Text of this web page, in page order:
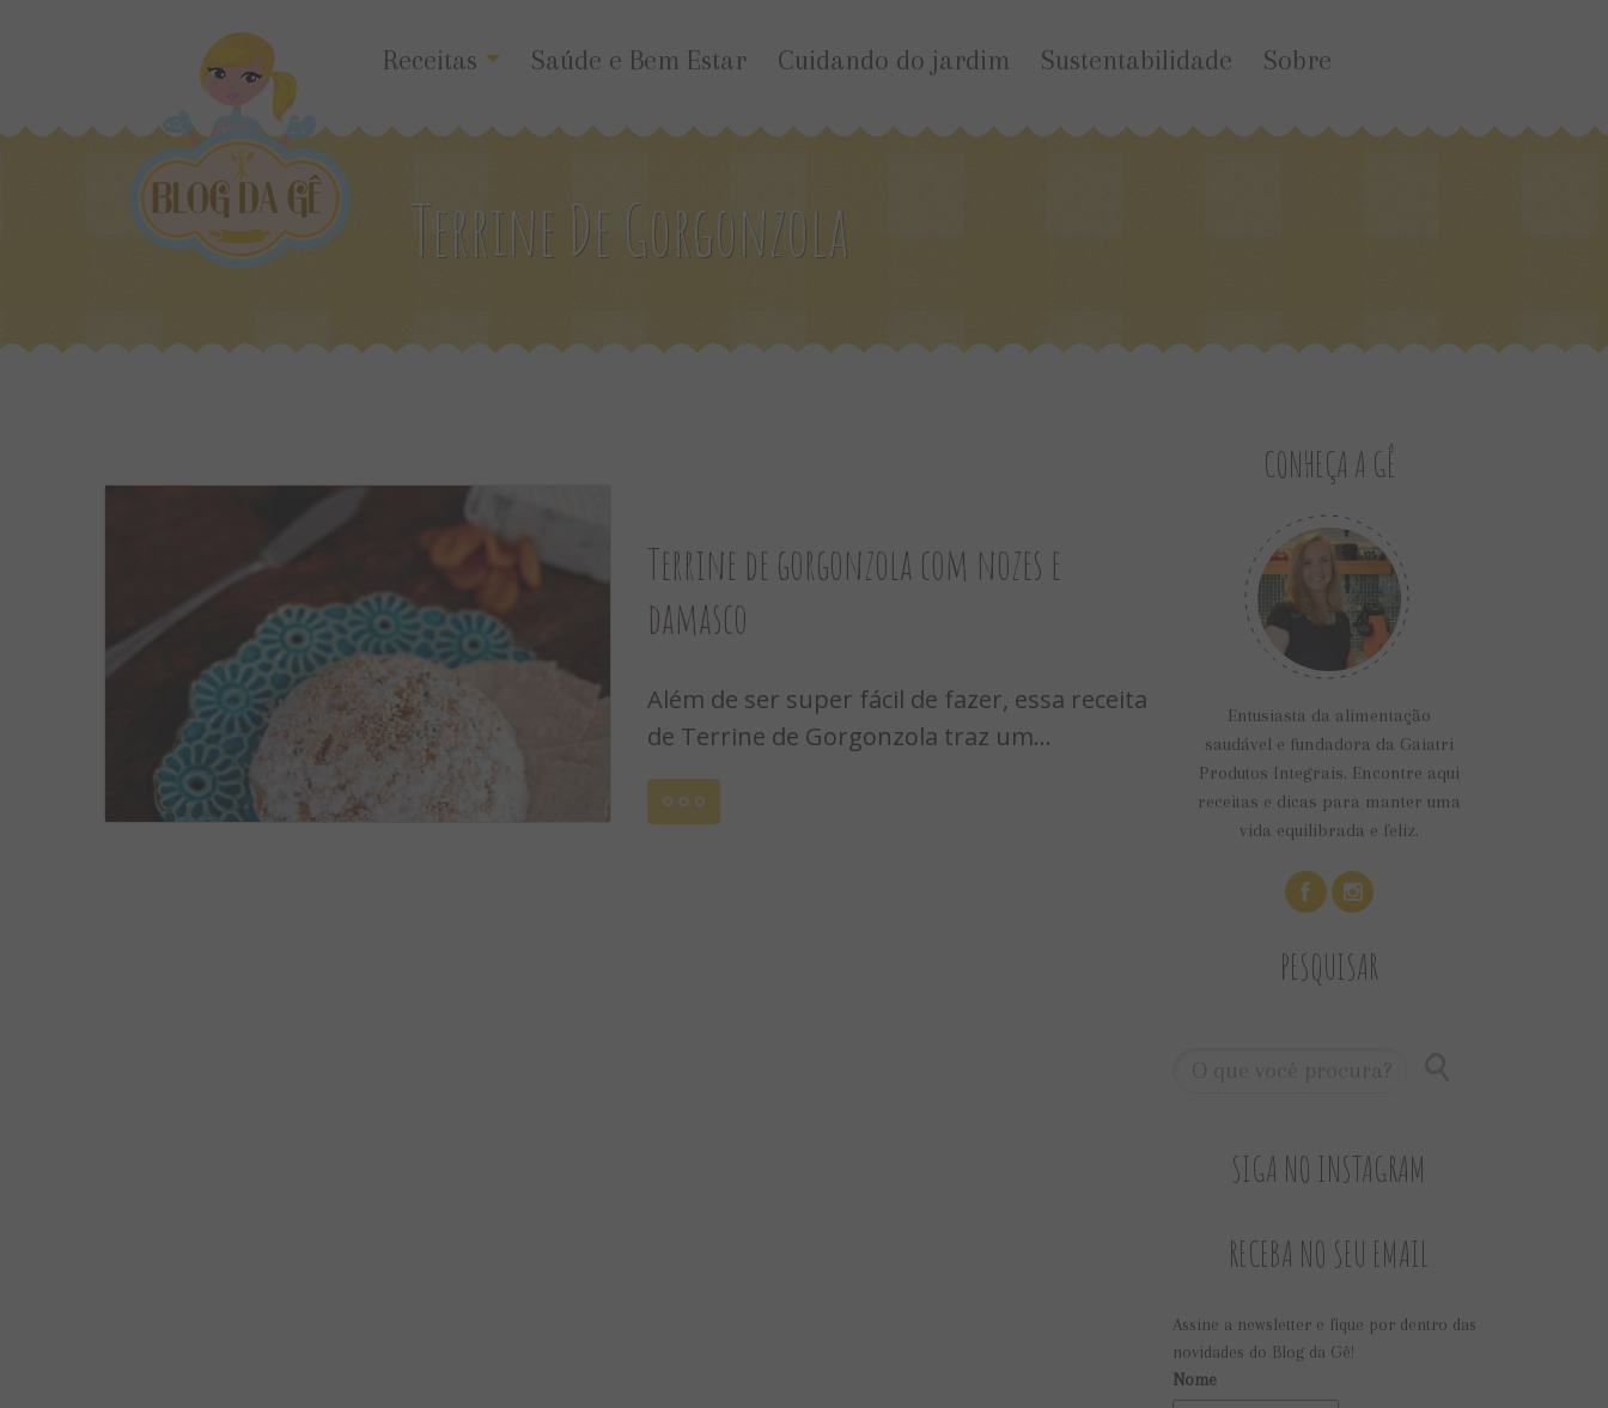
Receitas Saúde e Bem Estar Cuidando do jardim Sustentabilidade Sobre
Terrine De Gorgonzola
Terrine de gorgonzola com nozes e
damasco
Além de ser super fácil de fazer, essa receita
de Terrine de Gorgonzola traz um...
Leia
CONHEÇA A GÊ
Entusiasta da alimentação
saudável e fundadora da Gaiatri
Produtos Integrais. Encontre aqui
receitas e dicas para manter uma
vida equilibrada e feliz.
PESQUISAR
SIGA NO INSTAGRAM
RECEBA NO SEU EMAIL
Assine a newsletter e fique por dentro das
novidades do Blog da Gê!
Nome